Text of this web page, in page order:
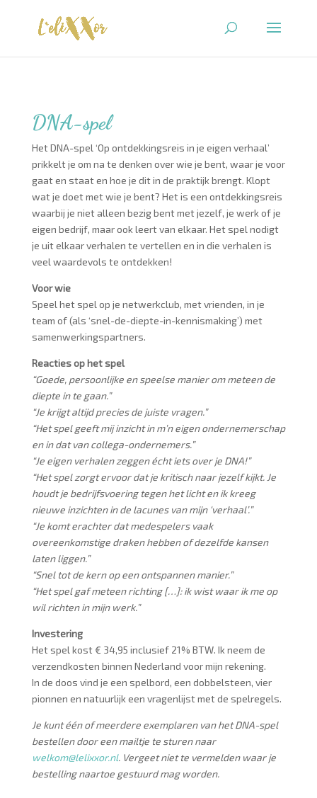
DNA-spel
Het DNA-spel ‘Op ontdekkingsreis in je eigen verhaal’
prikkelt je om na te denken over wie je bent, waar je voor
gaat en staat en hoe je dit in de praktijk brengt. Klopt
wat je doet met wie je bent? Het is een ontdekkingsreis
waarbij je niet alleen bezig bent met jezelf, je werk of je
eigen bedrijf, maar ook leert van elkaar. Het spel nodigt
je uit elkaar verhalen te vertellen en in die verhalen is
veel waardevols te ontdekken!
Voor wie
Speel het spel op je netwerkclub, met vrienden, in je
team of (als ‘snel-de-diepte-in-kennismaking’) met
samenwerkingspartners.
Reacties op het spel
“Goede, persoonlijke en speelse manier om meteen de
diepte in te gaan.”
“Je krijgt altijd precies de juiste vragen.”
“Het spel geeft mij inzicht in m’n eigen ondernemerschap
en in dat van collega-ondernemers.”
“Je eigen verhalen zeggen écht iets over je DNA!”
“Het spel zorgt ervoor dat je kritisch naar jezelf kijkt. Je
houdt je bedrijfsvoering tegen het licht en ik kreeg
nieuwe inzichten in de lacunes van mijn ‘verhaal’.”
“Je komt erachter dat medespelers vaak
overeenkomstige draken hebben of dezelfde kansen
laten liggen.”
“Snel tot de kern op een ontspannen manier.”
“Het spel gaf meteen richting […]: ik wist waar ik me op
wil richten in mijn werk.”
Investering
Het spel kost € 34,95 inclusief 21% BTW. Ik neem de
verzendkosten binnen Nederland voor mijn rekening.
In de doos vind je een spelbord, een dobbelsteen, vier
pionnen en natuurlijk een vragenlijst met de spelregels.
Je kunt één of meerdere exemplaren van het DNA-spel
bestellen door een mailtje te sturen naar
welkom@lelixxor.nl. Vergeet niet te vermelden waar je
bestelling naartoe gestuurd mag worden.